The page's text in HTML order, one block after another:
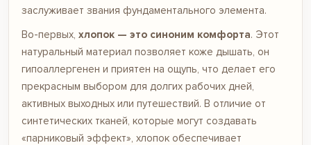
заслуживает звания фундаментального элемента.
Во-первых, хлопок — это синоним комфорта. Этот
натуральный материал позволяет коже дышать, он
гипоаллергенен и приятен на ощупь, что делает его
прекрасным выбором для долгих рабочих дней,
активных выходных или путешествий. В отличие от
синтетических тканей, которые могут создавать
«парниковый эффект», хлопок обеспечивает